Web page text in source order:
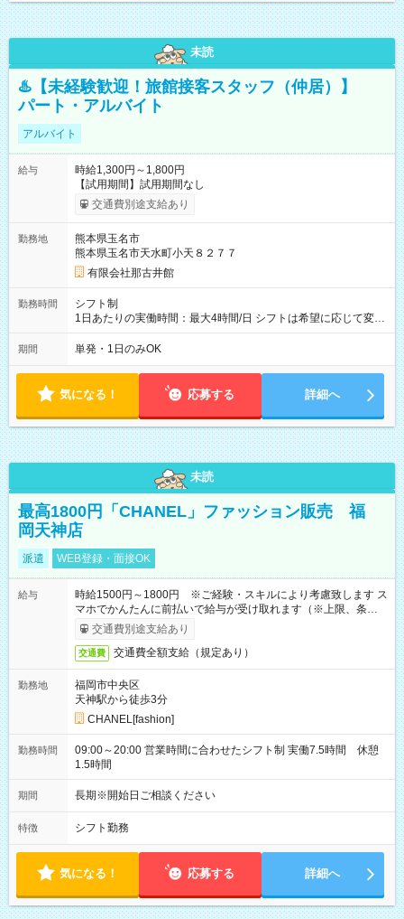
未読
♨️【未経験歓迎！旅館接客スタッフ（仲居）】
パート・アルバイト
アルバイト
給与
時給1,300円～1,800円
【試用期間】試用期間なし
交通費別途支給あり
勤務地
熊本県玉名市
熊本県玉名市天水町小天８２７７
有限会社那古井館
勤務時間
シフト制
1日あたりの実働時間：最大4時間/日 シフトは希望に応じて変更
します。
期間 単発・1日のみOK
気になる！ 応募する 詳細へ
未読
最高1800円「CHANEL」ファッション販売 福
岡天神店
派遣 WEB登録・面接OK
給与
時給1500円～1800円 ※ご経験・スキルにより考慮致します ス
マホでかんたんに前払いで給与が受け取れます（※上限、条件
あり）交通費別途支給あり
交通費 交通費全額支給（規定あり）
勤務地
福岡市中央区
天神駅から徒歩3分
CHANEL[fashion]
勤務時間
09:00～20:00 営業時間に合わせたシフト制 実働7.5時間 休憩
1.5時間
期間 長期※開始日ご相談ください
特徴 シフト勤務
気になる！ 応募する 詳細へ